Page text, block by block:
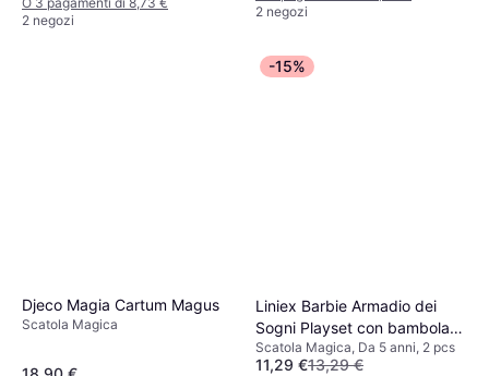
2 negozi
2 negozi
Djeco Magia Cartum Magus
Scatola Magica
-15%
Liniex Barbie Armadio dei
Sogni Playset con bambola
bionda, largo più di 60 cm,
15 aree per riporre gli
Scatola Magica, Da 5 anni, 2 pcs
11,29 €13,29 €